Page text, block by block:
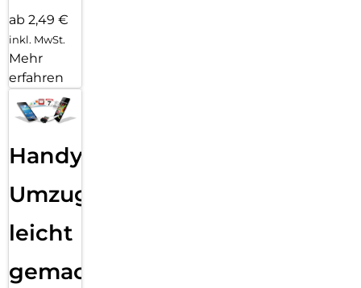
ab 2,49 €
inkl. MwSt.
Mehr
erfahren
Handy
Umzug
leicht
gemacht!